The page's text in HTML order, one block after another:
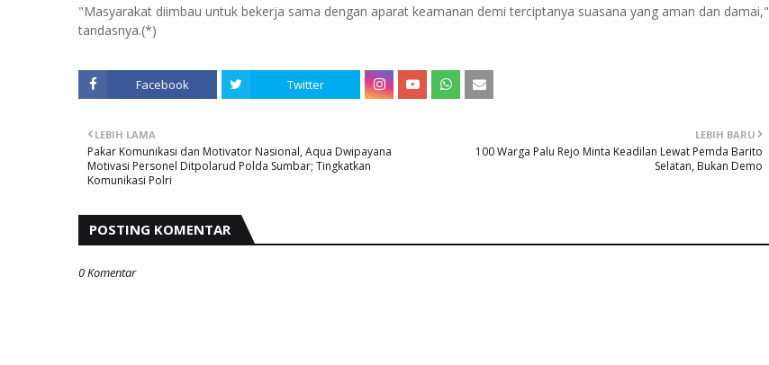
"Masyarakat diimbau untuk bekerja sama dengan aparat keamanan demi terciptanya suasana yang aman dan damai,"
tandasnya.(*)
Facebook Twitter
LEBIH BARU
100 Warga Palu Rejo Minta Keadilan Lewat Pemda Barito
Selatan, Bukan Demo
LEBIH LAMA
Pakar Komunikasi dan Motivator Nasional, Aqua Dwipayana
Motivasi Personel Ditpolarud Polda Sumbar; Tingkatkan
Komunikasi Polri
POSTING KOMENTAR
0 Komentar